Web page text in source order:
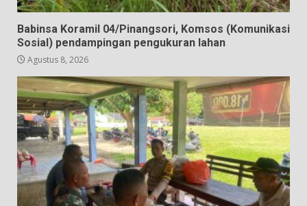
Babinsa Koramil 04/Pinangsori, Komsos (Komunikasi
Sosial) pendampingan pengukuran lahan
Agustus 8, 2026